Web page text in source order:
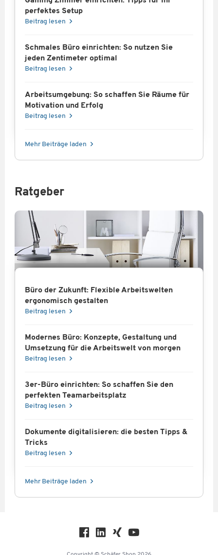
perfektes Setup
Beitrag lesen
Schmales Büro einrichten: So nutzen Sie
jeden Zentimeter optimal
Beitrag lesen
Arbeitsumgebung: So schaffen Sie Räume für
Motivation und Erfolg
Beitrag lesen
Mehr Beiträge laden
Ratgeber
Büro der Zukunft: Flexible Arbeitswelten
ergonomisch gestalten
Beitrag lesen
Modernes Büro: Konzepte, Gestaltung und
Umsetzung für die Arbeitswelt von morgen
Beitrag lesen
3er-Büro einrichten: So schaffen Sie den
perfekten Teamarbeitsplatz
Beitrag lesen
Dokumente digitalisieren: die besten Tipps &
Tricks
Beitrag lesen
Mehr Beiträge laden